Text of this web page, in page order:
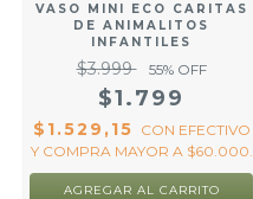
VASO MINI ECO CARITAS
DE ANIMALITOS
INFANTILES
$3.999 55% OFF
$1.799
$1.529,15 CON EFECTIVO
Y COMPRA MAYOR A $60.000.
AGREGAR AL CARRITO